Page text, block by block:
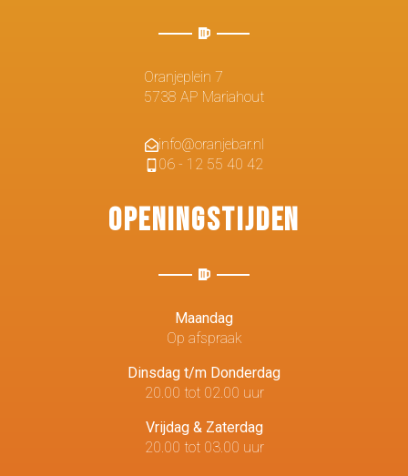
Oranjeplein 7
5738 AP Mariahout
info@oranjebar.nl
06 - 12 55 40 42
Openingstijden
Maandag
Op afspraak
Dinsdag t/m Donderdag
20.00 tot 02.00 uur
Vrijdag & Zaterdag
20.00 tot 03.00 uur